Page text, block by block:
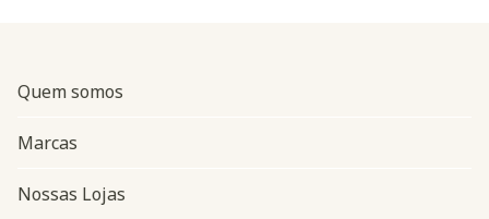
Quem somos
Marcas
Nossas Lojas